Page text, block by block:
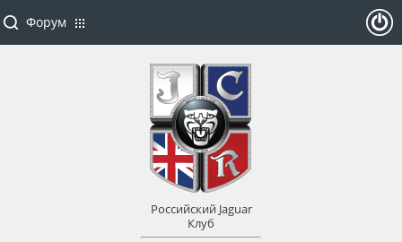
Форум
Российский Jaguar
Клуб